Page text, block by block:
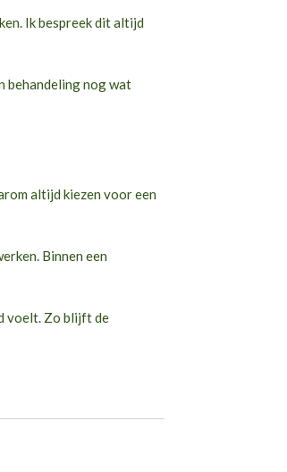
Ik bespreek dit altijd
behandeling nog wat
altijd kiezen voor een
Binnen een
voelt. Zo blijft de